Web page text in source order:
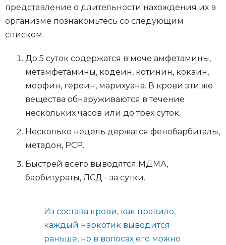
представление о длительности нахождения их в
организме познакомьтесь со следующим
списком.
До 5 суток содержатся в моче амфетамины,
метамфетамины, кодеин, котинин, кокаин,
морфин, героин, марихуана. В крови эти же
вещества обнаруживаются в течение
нескольких часов или до трёх суток.
Несколько недель держатся фенобарбиталы,
метадон, РСР.
Быстрей всего выводятся МДМА,
барбитураты, ЛСД - за сутки.
Из состава крови, как правило,
каждый наркотик выводится
раньше, но в волосах его можно